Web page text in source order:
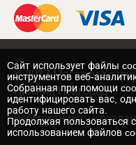
© 2017 Магазин
Нижний Новгород
Вебмеханика —
Cайт использует файлы
инструментов веб-
Собранная при помощи
идентифицировать вас,
работу нашего сайта.
Продолжая пользоваться
использованием файлов